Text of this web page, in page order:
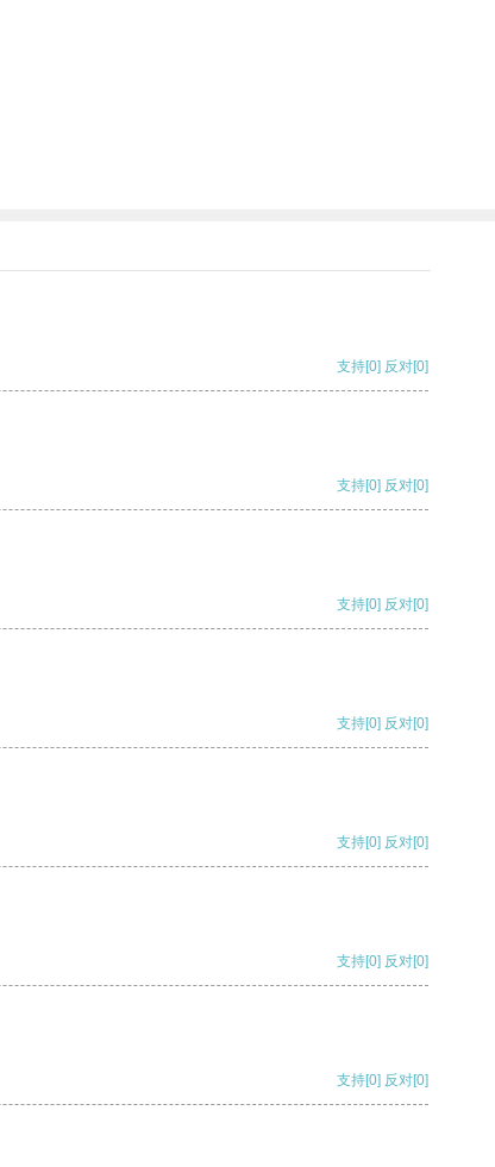
支持[0] 反对[0]
支持[0] 反对[0]
支持[0] 反对[0]
支持[0] 反对[0]
支持[0] 反对[0]
支持[0] 反对[0]
支持[0] 反对[0]